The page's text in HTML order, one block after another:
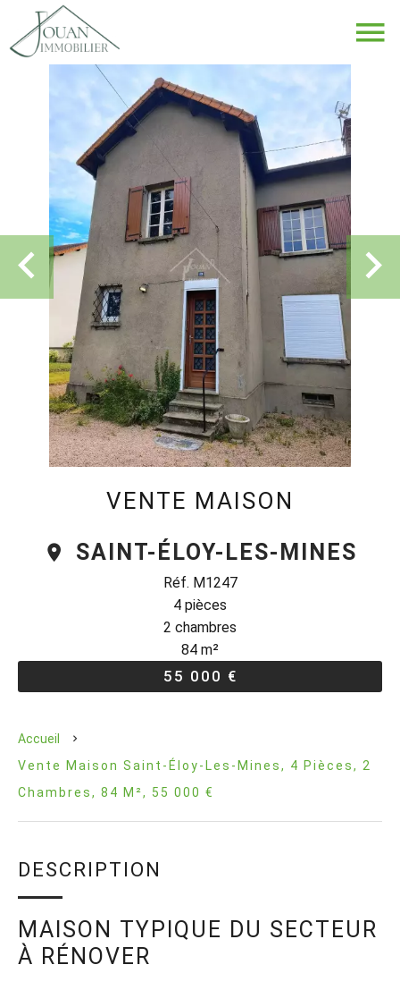
VENTE MAISON
SAINT-ÉLOY-LES-MINES
Réf. M1247
4 pièces
2 chambres
84 m²
55 000 €
Accueil
Vente Maison Saint-Éloy-Les-Mines, 4 Pièces, 2
Chambres, 84 M², 55 000 €
DESCRIPTION
MAISON TYPIQUE DU SECTEUR
À RÉNOVER